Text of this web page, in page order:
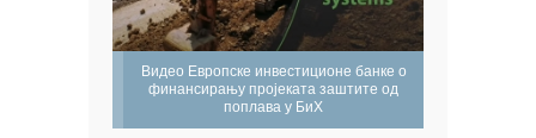
Видео Европске инвестиционе банке о
финансирању пројеката заштите од
поплава у БиХ